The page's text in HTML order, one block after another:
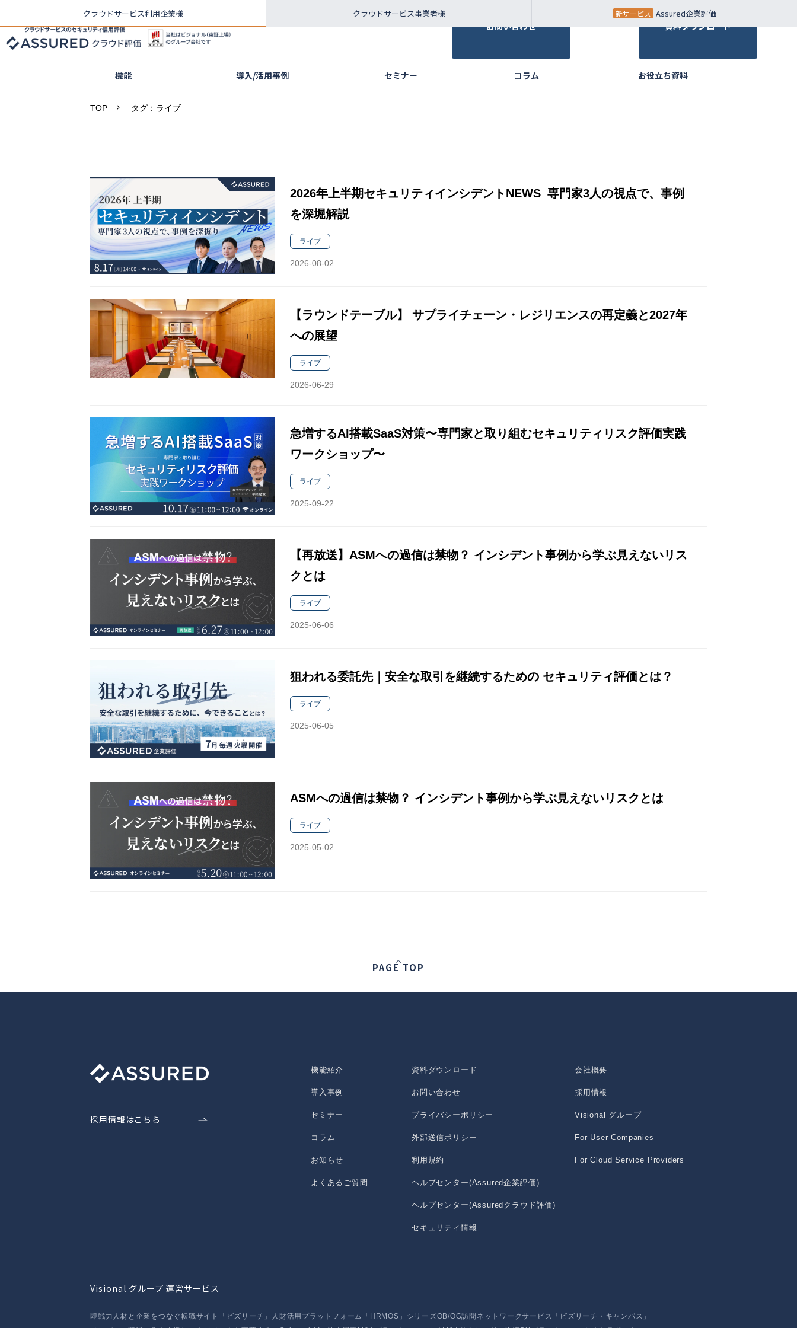
クラウドサービス利用企業様 クラウドサービス事業者様 Assured企業評価
お問い合わせ 資料ダウンロード
機能 導入/活用事例 セミナー コラム お役立ち資料
TOP タグ：ライブ
2026年上半期セキュリティインシデントNEWS_専門家3人の視点で、事例
を深堀解説
ライブ
2026-08-02
【ラウンドテーブル】 サプライチェーン・レジリエンスの再定義と2027年
への展望
ライブ
2026-06-29
急増するAI搭載SaaS対策〜専門家と取り組むセキュリティリスク評価実践
ワークショップ〜
ライブ
2025-09-22
【再放送】ASMへの過信は禁物？ インシデント事例から学ぶ見えないリス
クとは
ライブ
2025-06-06
狙われる委託先｜安全な取引を継続するための セキュリティ評価とは？
ライブ
2025-06-05
ASMへの過信は禁物？ インシデント事例から学ぶ見えないリスクとは
ライブ
2025-05-02
PAGE TOP
採用情報はこちら
機能紹介
導入事例
セミナー
コラム
お知らせ
よくあるご質問
資料ダウンロード
お問い合わせ
プライバシーポリシー
外部送信ポリシー
利用規約
ヘルプセンター(Assured企業評価)
ヘルプセンター(Assuredクラウド評価)
セキュリティ情報
会社概要
採用情報
Visional グループ
For User Companies
For Cloud Service Providers
Visional グループ 運営サービス
即戦力人材と企業をつなぐ転職サイト「ビズリーチ」 人財活用プラットフォーム「HRMOS」シリーズOB/OG訪問ネットワークサービス「ビズリーチ・キャンパス」